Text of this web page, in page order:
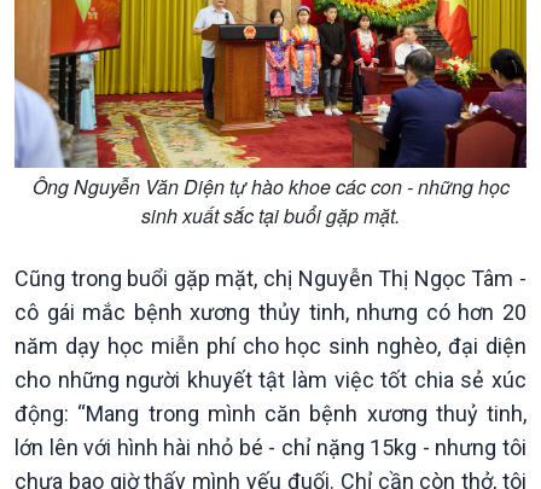
Ông Nguyễn Văn Diện tự hào khoe các con - những học
sinh xuất sắc tại buổi gặp mặt.
Cũng trong buổi gặp mặt, chị Nguyễn Thị Ngọc Tâm -
cô gái mắc bệnh xương thủy tinh, nhưng có hơn 20
năm dạy học miễn phí cho học sinh nghèo, đại diện
cho những người khuyết tật làm việc tốt chia sẻ xúc
động: “Mang trong mình căn bệnh xương thuỷ tinh,
lớn lên với hình hài nhỏ bé - chỉ nặng 15kg - nhưng tôi
chưa bao giờ thấy mình yếu đuối. Chỉ cần còn thở, tôi